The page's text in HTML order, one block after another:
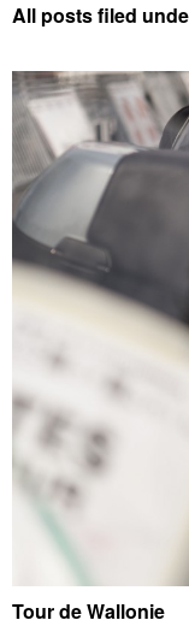
All posts filed
Tour de Wallonie